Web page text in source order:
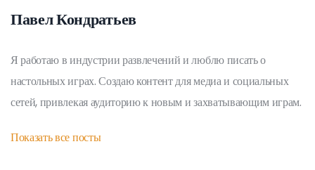
Павел Кондратьев
Я работаю в индустрии развлечений и люблю писать о
настольных играх. Создаю контент для медиа и социальных
сетей, привлекая аудиторию к новым и захватывающим играм.
Показать все посты